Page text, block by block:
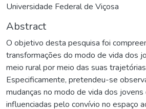
Universidade Federal de Viçosa
Abstract
O objetivo desta pesquisa foi
transformações do modo de vida dos
meio rural por meio das suas
Especificamente, pretendeu-se
mudanças no modo de vida dos jovens
influenciadas pelo convívio no espaço